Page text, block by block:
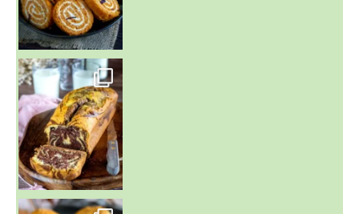
~ BUNS MAISON ~